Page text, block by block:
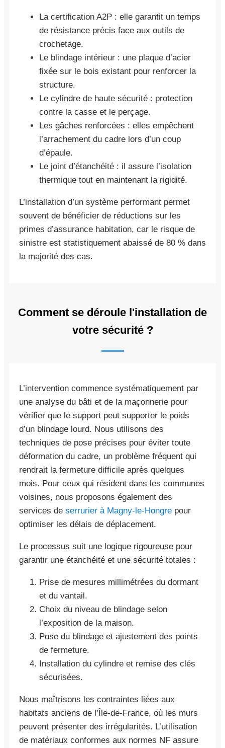
La certification A2P : elle garantit un temps
de résistance précis face aux outils de
crochetage.
Le blindage intérieur : une plaque d’acier
fixée sur le bois existant pour renforcer la
structure.
Le cylindre de haute sécurité : protection
contre la casse et le perçage.
Les gâches renforcées : elles empêchent
l’arrachement du cadre lors d’un coup
d’épaule.
Le joint d’étanchéité : il assure l’isolation
thermique tout en maintenant la rigidité.
L’installation d’un système performant permet
souvent de bénéficier de réductions sur les
primes d’assurance habitation, car le risque de
sinistre est statistiquement abaissé de 80 % dans
la majorité des cas.
Comment se déroule l'installation de
votre sécurité ?
L’intervention commence systématiquement par
une analyse du bâti et de la maçonnerie pour
vérifier que le support peut supporter le poids
d’un blindage lourd. Nous utilisons des
techniques de pose précises pour éviter toute
déformation du cadre, un problème fréquent qui
rendrait la fermeture difficile après quelques
mois. Pour ceux qui résident dans les communes
voisines, nous proposons également des
services de serrurier à Magny-le-Hongre pour
optimiser les délais de déplacement.
Le processus suit une logique rigoureuse pour
garantir une étanchéité et une sécurité totales :
Prise de mesures millimétrées du dormant
et du vantail.
Choix du niveau de blindage selon
l’exposition de la maison.
Pose du blindage et ajustement des points
de fermeture.
Installation du cylindre et remise des clés
sécurisées.
Nous maîtrisons les contraintes liées aux
habitats anciens de l’Île-de-France, où les murs
peuvent présenter des irrégularités. L’utilisation
de matériaux conformes aux normes NF assure